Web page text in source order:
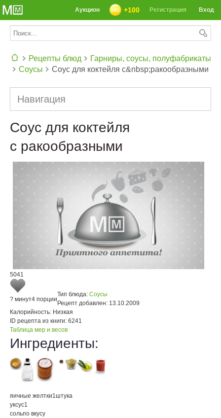
Вход
Регистрация
+100
Аукцион
Рецепты блюд
Гарниры, соусы, полуфабрикаты
Соусы
Соус для коктейля с&nbsp;ракообразными
Навигация
Соус для коктейля
с ракообразными
5041
? минут4 порции
Тип блюда: Соусы
Рецепт добавлен: 13.10.2009
Калорийность: Низкая
ID рецепта из книги: 6241
Таблица мер и весов
Ингредиенты:
яичные желтки1штука
уксус1
сольпо вкусу